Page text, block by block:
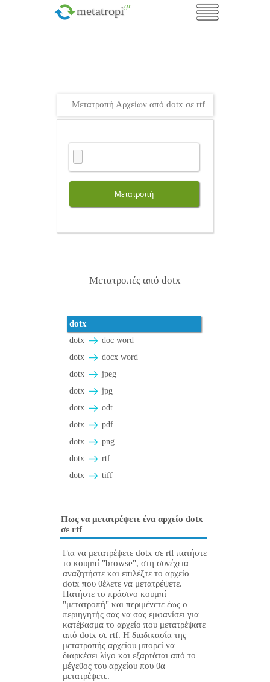
metatropi.gr
Μετατροπή Αρχείων από dotx σε rtf
Μετατροπή
Μετατροπές από dotx
dotx
dotx
doc word
dotx
docx word
dotx
jpeg
dotx
jpg
dotx
odt
dotx
pdf
dotx
png
dotx
rtf
dotx
tiff
Πως να μετατρέψετε ένα αρχείο dotx
σε rtf
Για να μετατρέψετε dotx σε rtf πατήστε
το κουμπί "browse", στη συνέχεια
αναζητήστε και επιλέξτε το αρχείο
dotx που θέλετε να μετατρέψετε.
Πατήστε το πράσινο κουμπί
"μετατροπή" και περιμένετε έως ο
περιηγητής σας να σας εμφανίσει για
κατέβασμα το αρχείο που μετατρέψατε
από dotx σε rtf. Η διαδικασία της
μετατροπής αρχείου μπορεί να
διαρκέσει λίγο και εξαρτάται από το
μέγεθος του αρχείου που θα
μετατρέψετε.